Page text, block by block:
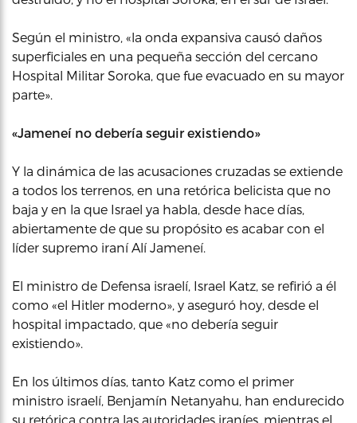
Según el ministro, «la onda expansiva causó daños
superficiales en una pequeña sección del cercano
Hospital Militar Soroka, que fue evacuado en su mayor
parte».
«Jameneí no debería seguir existiendo»
Y la dinámica de las acusaciones cruzadas se extiende
a todos los terrenos, en una retórica belicista que no
baja y en la que Israel ya habla, desde hace días,
abiertamente de que su propósito es acabar con el
líder supremo iraní Alí Jameneí.
El ministro de Defensa israelí, Israel Katz, se refirió a él
como «el Hitler moderno», y aseguró hoy, desde el
hospital impactado, que «no debería seguir
existiendo».
En los últimos días, tanto Katz como el primer
ministro israelí, Benjamín Netanyahu, han endurecido
su retórica contra las autoridades iraníes, mientras el